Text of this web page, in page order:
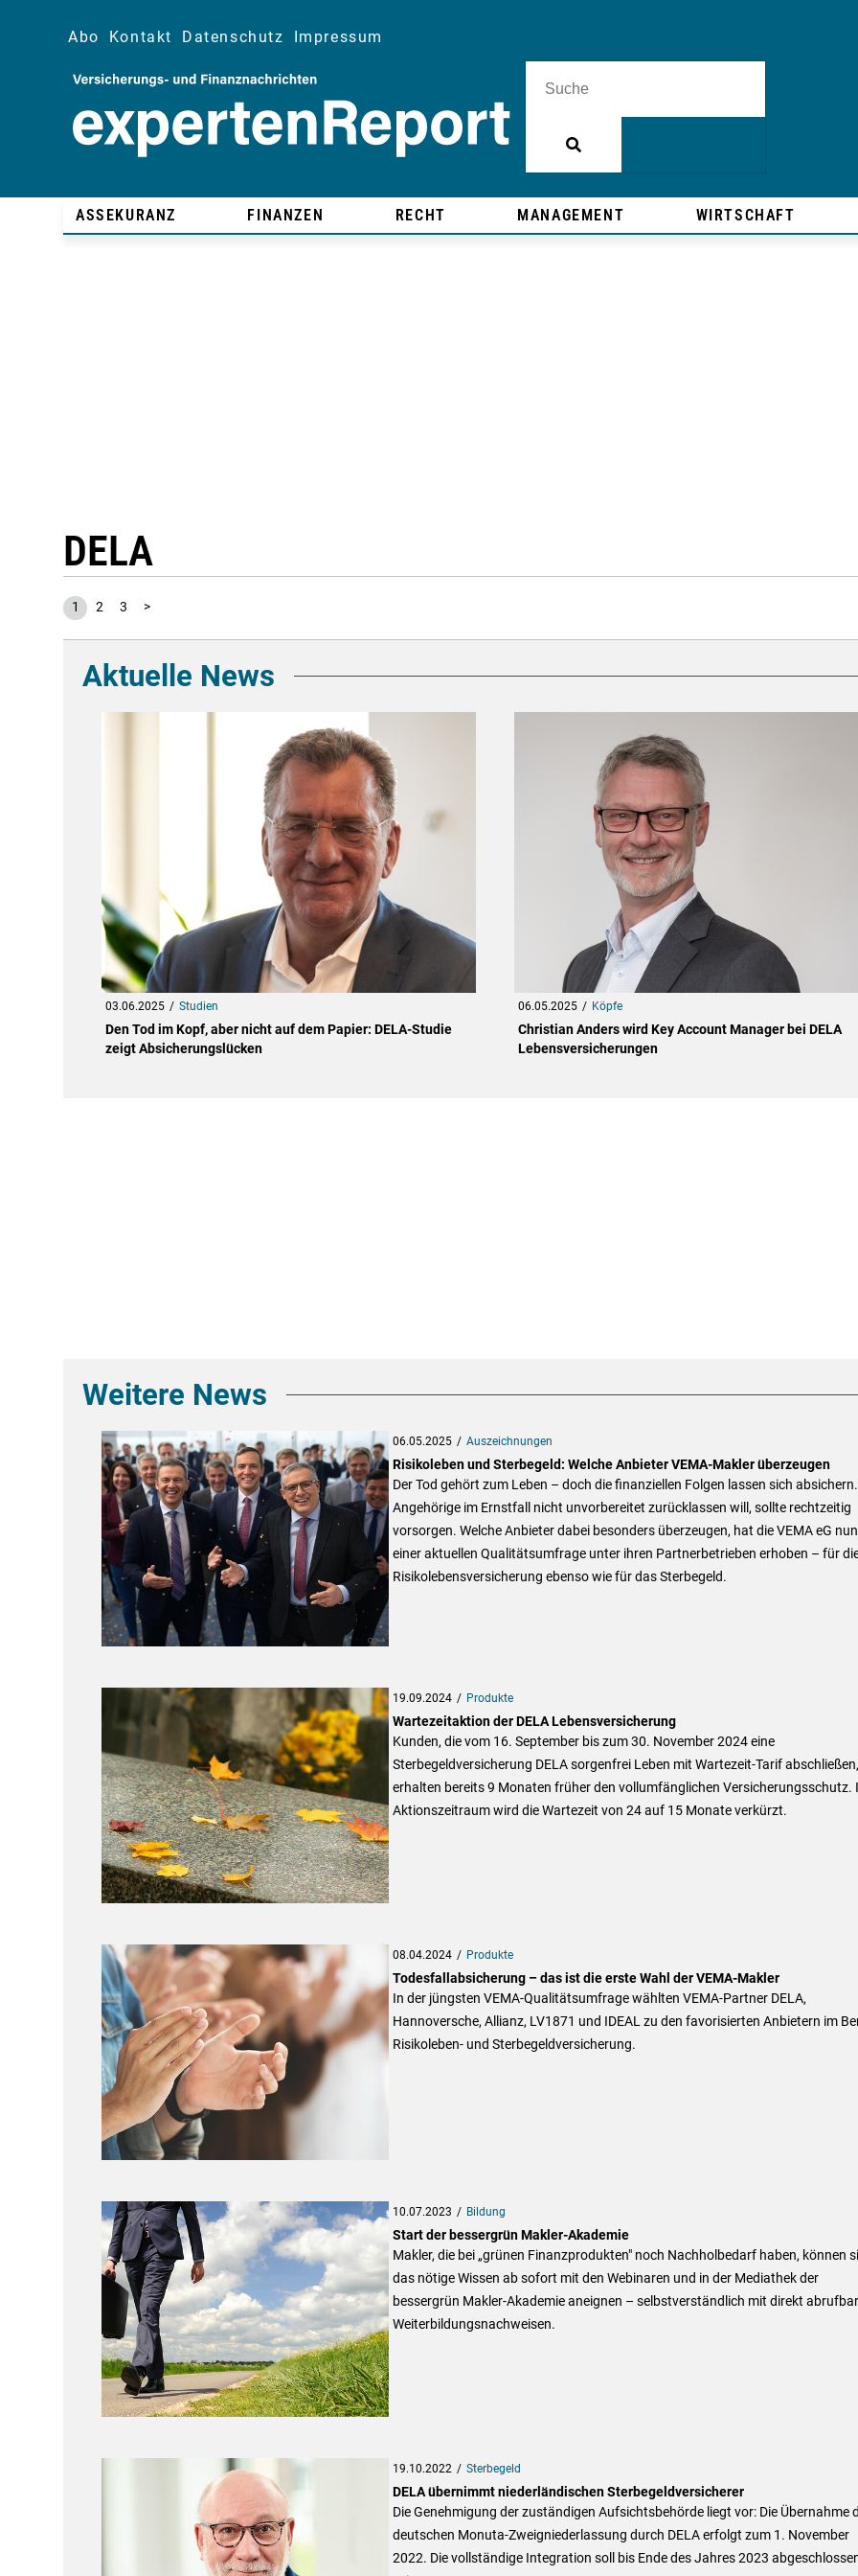
Abo Kontakt Datenschutz Impressum
ASSEKURANZ FINANZEN RECHT MANAGEMENT WIRTSCHAFT
DELA
1 2 3 >
Aktuelle News
03.06.2025 Studien
Den Tod im Kopf, aber nicht auf dem Papier: DELA-Studie
zeigt Absicherungslücken
06.05.2025 Köpfe
Christian Anders wird Key Account Manager bei DELA
Lebensversicherungen
Weitere News
06.05.2025 Auszeichnungen
Risikoleben und Sterbegeld: Welche Anbieter VEMA-Makler überzeugen
Der Tod gehört zum Leben – doch die finanziellen Folgen lassen sich
Angehörige im Ernstfall nicht unvorbereitet zurücklassen will, sollte rechtzeitig
vorsorgen. Welche Anbieter dabei besonders überzeugen, hat die VEMA eG
einer aktuellen Qualitätsumfrage unter ihren Partnerbetrieben erhoben – für
Risikolebensversicherung ebenso wie für das Sterbegeld.
19.09.2024 Produkte
Wartezeitaktion der DELA Lebensversicherung
Kunden, die vom 16. September bis zum 30. November 2024 eine
Sterbegeldversicherung DELA sorgenfrei Leben mit Wartezeit-Tarif abschließen,
erhalten bereits 9 Monaten früher den vollumfänglichen Versicherungsschutz.
Aktionszeitraum wird die Wartezeit von 24 auf 15 Monate verkürzt.
08.04.2024 Produkte
Todesfallabsicherung – das ist die erste Wahl der VEMA-Makler
In der jüngsten VEMA-Qualitätsumfrage wählten VEMA-Partner DELA,
Hannoversche, Allianz, LV1871 und IDEAL zu den favorisierten Anbietern im
Risikoleben- und Sterbegeldversicherung.
10.07.2023 Bildung
Start der bessergrün Makler-Akademie
Makler, die bei „grünen Finanzprodukten" noch Nachholbedarf haben, können
das nötige Wissen ab sofort mit den Webinaren und in der Mediathek der
bessergrün Makler-Akademie aneignen – selbstverständlich mit direkt
Weiterbildungsnachweisen.
19.10.2022 Sterbegeld
DELA übernimmt niederländischen Sterbegeldversicherer
Die Genehmigung der zuständigen Aufsichtsbehörde liegt vor: Die Übernahme
deutschen Monuta-Zweigniederlassung durch DELA erfolgt zum 1. November
2022. Die vollständige Integration soll bis Ende des Jahres 2023